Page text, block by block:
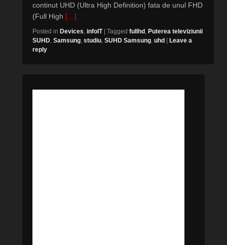
continut UHD (Ultra High Definition) fata de unul FHD
(Full High […]
Posted in Devices, infoIT | Tagged fullhd, Puterea televiziunii
SUHD, Samsung, studiu, SUHD Samsung, uhd | Leave a
reply